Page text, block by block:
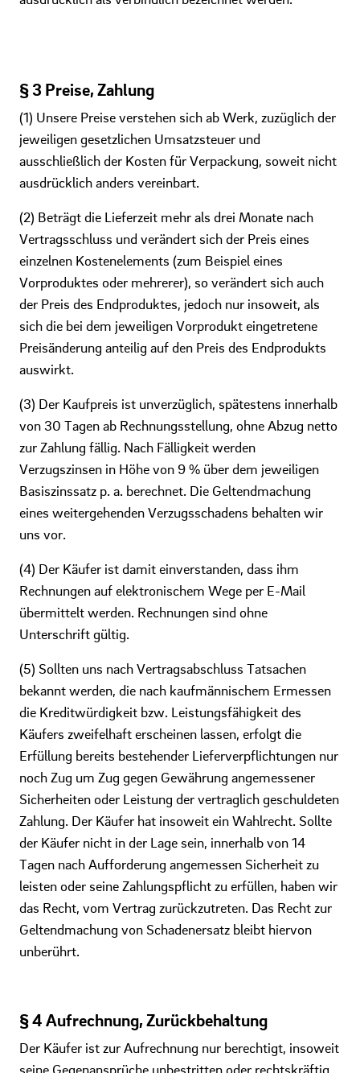
§ 3 Preise, Zahlung
(1) Unsere Preise verstehen sich ab Werk, zuzüglich der
jeweiligen gesetzlichen Umsatzsteuer und
ausschließlich der Kosten für Verpackung, soweit nicht
ausdrücklich anders vereinbart.
(2) Beträgt die Lieferzeit mehr als drei Monate nach
Vertragsschluss und verändert sich der Preis eines
einzelnen Kostenelements (zum Beispiel eines
Vorproduktes oder mehrerer), so verändert sich auch
der Preis des Endproduktes, jedoch nur insoweit, als
sich die bei dem jeweiligen Vorprodukt eingetretene
Preisänderung anteilig auf den Preis des Endprodukts
auswirkt.
(3) Der Kaufpreis ist unverzüglich, spätestens innerhalb
von 30 Tagen ab Rechnungsstellung, ohne Abzug netto
zur Zahlung fällig. Nach Fälligkeit werden
Verzugszinsen in Höhe von 9 % über dem jeweiligen
Basiszinssatz p. a. berechnet. Die Geltendmachung
eines weitergehenden Verzugsschadens behalten wir
uns vor.
(4) Der Käufer ist damit einverstanden, dass ihm
Rechnungen auf elektronischem Wege per E-Mail
übermittelt werden. Rechnungen sind ohne
Unterschrift gültig.
(5) Sollten uns nach Vertragsabschluss Tatsachen
bekannt werden, die nach kaufmännischem Ermessen
die Kreditwürdigkeit bzw. Leistungsfähigkeit des
Käufers zweifelhaft erscheinen lassen, erfolgt die
Erfüllung bereits bestehender Lieferverpflichtungen nur
noch Zug um Zug gegen Gewährung angemessener
Sicherheiten oder Leistung der vertraglich geschuldeten
Zahlung. Der Käufer hat insoweit ein Wahlrecht. Sollte
der Käufer nicht in der Lage sein, innerhalb von 14
Tagen nach Aufforderung angemessen Sicherheit zu
leisten oder seine Zahlungspflicht zu erfüllen, haben wir
das Recht, vom Vertrag zurückzutreten. Das Recht zur
Geltendmachung von Schadenersatz bleibt hiervon
unberührt.
§ 4 Aufrechnung, Zurückbehaltung
Der Käufer ist zur Aufrechnung nur berechtigt, insoweit
seine Gegenansprüche unbestritten oder rechtskräftig